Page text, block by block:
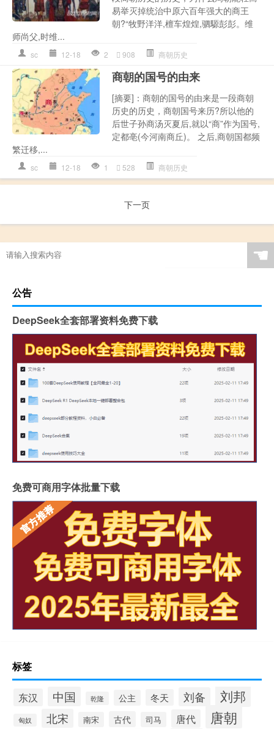
易举灭掉统治中原六百年强大的商王
朝?“牧野洋洋,檀车煌煌,驷騵彭彭。维
师尚父,时维...
sc 12-18 2 908 商朝历史
商朝的国号的由来
[摘要]：商朝的国号的由来是一段商朝
历史的历史，商朝国号来历?所以他的
后世子孙商汤灭夏后,就以“商”作为国号,
定都亳(今河南商丘)。 之后,商朝国都频
繁迁移,...
sc 12-18 1 528 商朝历史
下一页
☚
公告
DeepSeek全套部署资料免费下载
免费可商用字体批量下载
标签
东汉 中国 乾隆 公主 冬天 刘备 刘邦
匈奴 北宋 南宋 古代 司马 唐代 唐朝